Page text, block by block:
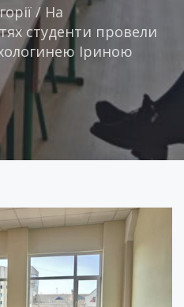
/ На
студенти провели
Іриною